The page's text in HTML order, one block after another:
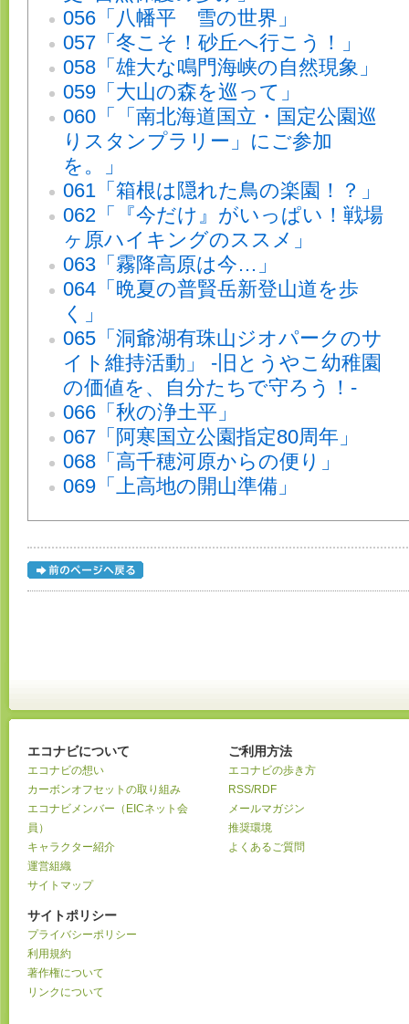
056「八幡平 雪の世界」
057「冬こそ！砂丘へ行こう！」
058「雄大な鳴門海峡の自然現象」
059「大山の森を巡って」
060「「南北海道国立・国定公園巡
りスタンプラリー」にご参加
を。」
061「箱根は隠れた鳥の楽園！？」
062「『今だけ』がいっぱい！戦場
ヶ原ハイキングのススメ」
063「霧降高原は今…」
064「晩夏の普賢岳新登山道を歩
く」
065「洞爺湖有珠山ジオパークのサ
イト維持活動」 -旧とうやこ幼稚園
の価値を、自分たちで守ろう！-
066「秋の浄土平」
067「阿寒国立公園指定80周年」
068「高千穂河原からの便り」
069「上高地の開山準備」
エコナビについて
エコナビの想い
カーボンオフセットの取り組み
エコナビメンバー（EICネット会
員）
キャラクター紹介
運営組織
サイトマップ
サイトポリシー
プライバシーポリシー
利用規約
著作権について
リンクについて
ご利用方法
エコナビの歩き方
RSS/RDF
メールマガジン
推奨環境
よくあるご質問